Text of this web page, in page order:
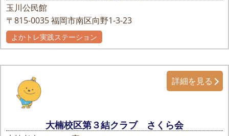
玉川公民館
〒815-0035福岡市南区向野1-3-23
よかトレ実践ステーション
大楠校区第３結クラブ さくら会
詳細を見る